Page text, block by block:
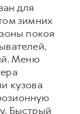
для
зимних
покоя
Меню
кузова
Быстрый